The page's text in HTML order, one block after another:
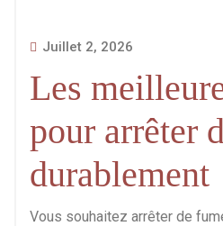
Juillet 2, 2026
Les
pour arrêter
durablement
Vous souhaitez arrêter de